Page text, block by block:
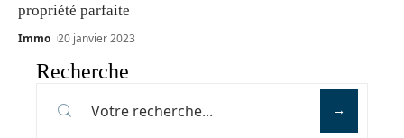
propriété parfaite
Immo 20 janvier 2023
Recherche